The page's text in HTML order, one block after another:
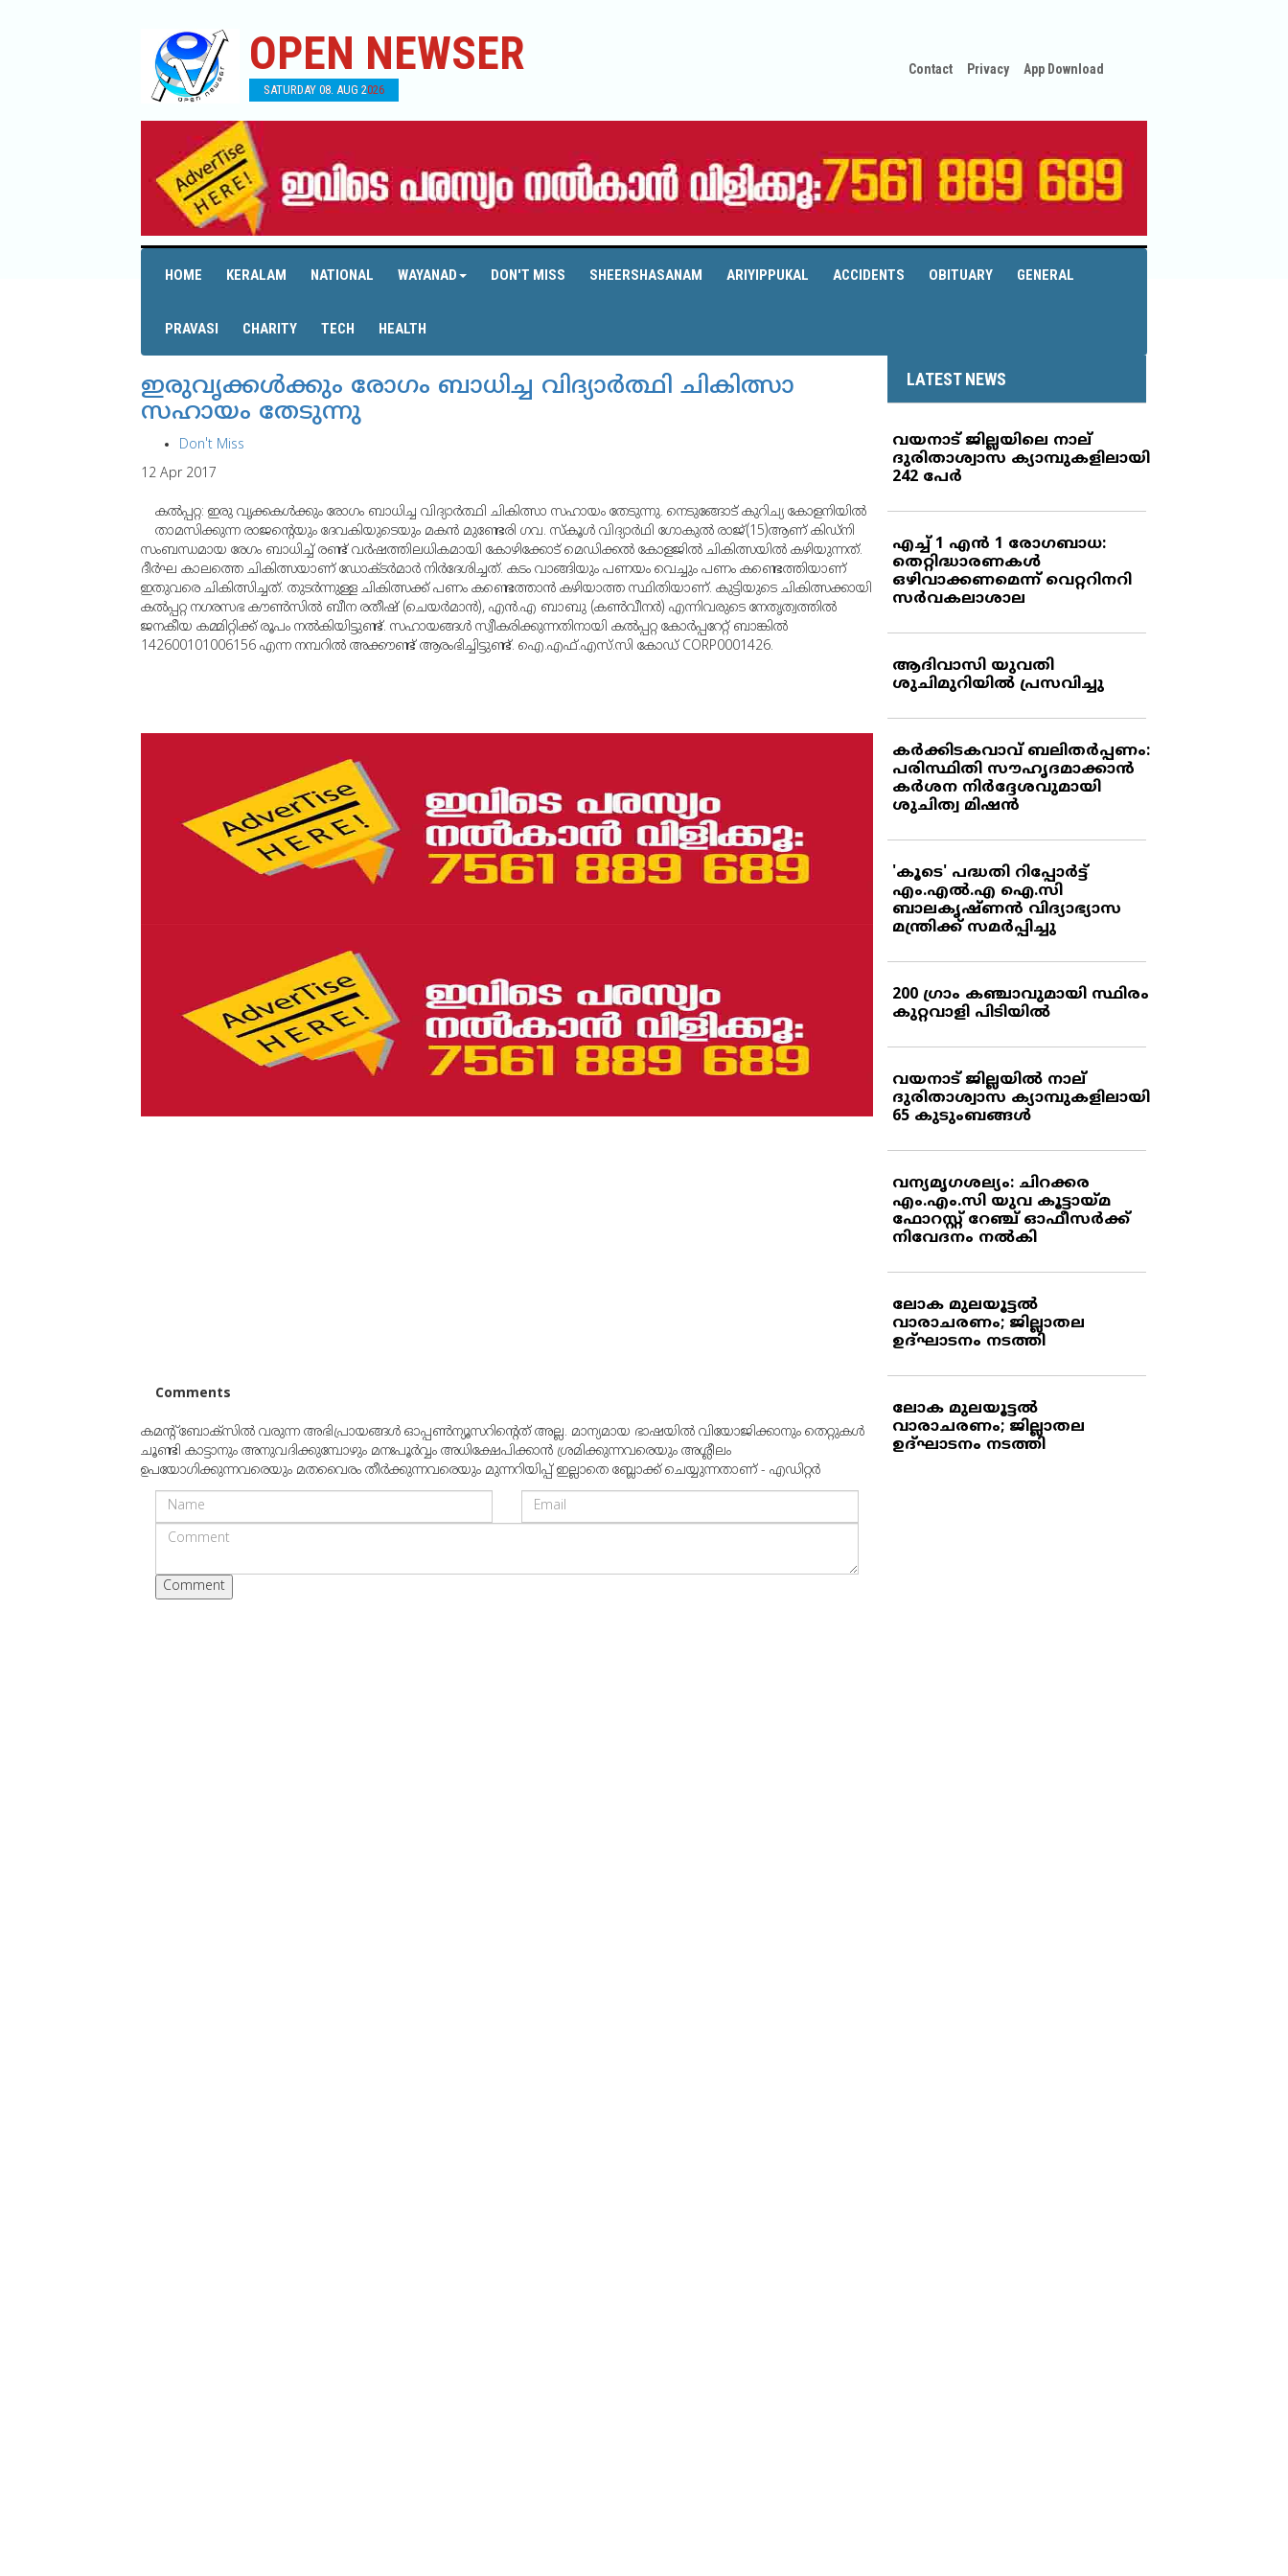
OPEN NEWSER
SATURDAY 08. AUG 2026
Contact Privacy App Download
HOME KERALAM NATIONAL WAYANAD DON'T MISS SHEERSHASANAM ARIYIPPUKAL ACCIDENTS OBITUARY GENERAL
PRAVASI CHARITY TECH HEALTH
ഇരുവൃക്കള്‍ക്കും രോഗം ബാധിച്ച വിദ്യാര്‍ത്ഥി ചികിത്സാ
സഹായം തേടുന്നു
Don't Miss
12 Apr 2017
കല്‍പ്പറ്റ: ഇരു വൃക്കകള്‍ക്കും രോഗം ബാധിച്ച വിദ്യാര്‍ത്ഥി ചികിത്സാ സഹായം തേടുന്നു. നെടുങ്ങോട് കുറിച്യ കോളനിയില്‍
താമസിക്കുന്ന രാജന്റെയും ദേവകിയുടെയും മകന്‍ മുണ്ടേരി ഗവ. സ്‌കൂള്‍ വിദ്യാര്‍ഥി ഗോകുല്‍ രാജ്(15)ആണ് കിഡ്‌നി
സംബന്ധമായ രേഗം ബാധിച്ച് രണ്ട് വര്‍ഷത്തിലധികമായി കോഴിക്കോട് മെഡിക്കല്‍ കോളജില്‍ ചികിത്സയില്‍ കഴിയുന്നത്.
ദീര്‍ഘ കാലത്തെ ചികിത്സയാണ് ഡോക്ടര്‍മാര്‍ നിര്‍ദേശിച്ചത്. കടം വാങ്ങിയും പണയം വെച്ചും പണം കണ്ടെത്തിയാണ്
ഇതുവരെ ചികിത്സിച്ചത്. തുടര്‍ന്നുള്ള ചികിത്സക്ക് പണം കണ്ടെത്താന്‍ കഴിയാത്ത സ്ഥിതിയാണ്. കുട്ടിയുടെ ചികിത്സക്കായി
കല്‍പ്പറ്റ നഗരസഭ കൗണ്‍സില്‍ ബീന രതീഷ് (ചെയര്‍മാന്‍), എന്‍.എ ബാബു (കണ്‍വീനര്‍) എന്നിവരുടെ നേതൃത്വത്തില്‍
ജനകീയ കമ്മിറ്റിക്ക് രൂപം നല്‍കിയിട്ടുണ്ട്. സഹായങ്ങള്‍ സ്വീകരിക്കുന്നതിനായി കല്‍പ്പറ്റ കോര്‍പ്പറേറ്റ് ബാങ്കില്‍
142600101006156 എന്ന നമ്പറില്‍ അക്കൗണ്ട് ആരംഭിച്ചിട്ടുണ്ട്. ഐ.എഫ്.എസ്.സി കോഡ് CORP0001426.
Comments
കമന്റ് ബോക്‌സില്‍ വരുന്ന അഭിപ്രായങ്ങള്‍ ഓപ്പൺന്യൂസറിന്റെത് അല്ല. മാന്യമായ ഭാഷയില്‍ വിയോജിക്കാനും തെറ്റുകള്‍
ചൂണ്ടി കാട്ടാനും അനുവദിക്കുമ്പോഴും മനഃപൂര്‍വ്വം അധിക്ഷേപിക്കാന്‍ ശ്രമിക്കുന്നവരെയും അശ്ലീലം
ഉപയോഗിക്കുന്നവരെയും മതവൈരം തീര്‍ക്കുന്നവരെയും മുന്നറിയിപ്പ് ഇല്ലാതെ ബ്ലോക്ക് ചെയ്യുന്നതാണ് - എഡിറ്റര്‍
LATEST NEWS
വയനാട് ജില്ലയിലെ നാല്
ദുരിതാശ്വാസ ക്യാമ്പുകളിലായി
242 പേര്‍
എച്ച് 1 എന്‍ 1 രോഗബാധ:
തെറ്റിദ്ധാരണകള്‍
ഒഴിവാക്കണമെന്ന് വെറ്ററിനറി
സര്‍വകലാശാല
ആദിവാസി യുവതി
ശുചിമുറിയില്‍ പ്രസവിച്ചു
കര്‍ക്കിടകവാവ് ബലിതര്‍പ്പണം:
പരിസ്ഥിതി സൗഹൃദമാക്കാന്‍
കര്‍ശന നിര്‍ദ്ദേശവുമായി
ശുചിത്വ മിഷന്‍
'കൂടെ' പദ്ധതി റിപ്പോര്‍ട്ട്
എം.എല്‍.എ ഐ.സി
ബാലകൃഷ്ണന്‍ വിദ്യാഭ്യാസ
മന്ത്രിക്ക് സമര്‍പ്പിച്ചു
200 ഗ്രാം കഞ്ചാവുമായി സ്ഥിരം
കുറ്റവാളി പിടിയില്‍
വയനാട് ജില്ലയില്‍ നാല്
ദുരിതാശ്വാസ ക്യാമ്പുകളിലായി
65 കുടുംബങ്ങള്‍
വന്യമൃഗശല്യം: ചിറക്കര
എം.എം.സി യുവ കൂട്ടായ്മ
ഫോറസ്റ്റ് റേഞ്ച് ഓഫീസര്‍ക്ക്
നിവേദനം നല്‍കി
ലോക മുലയൂട്ടല്‍
വാരാചരണം; ജില്ലാതല
ഉദ്ഘാടനം നടത്തി
ലോക മുലയൂട്ടല്‍
വാരാചരണം; ജില്ലാതല
ഉദ്ഘാടനം നടത്തി